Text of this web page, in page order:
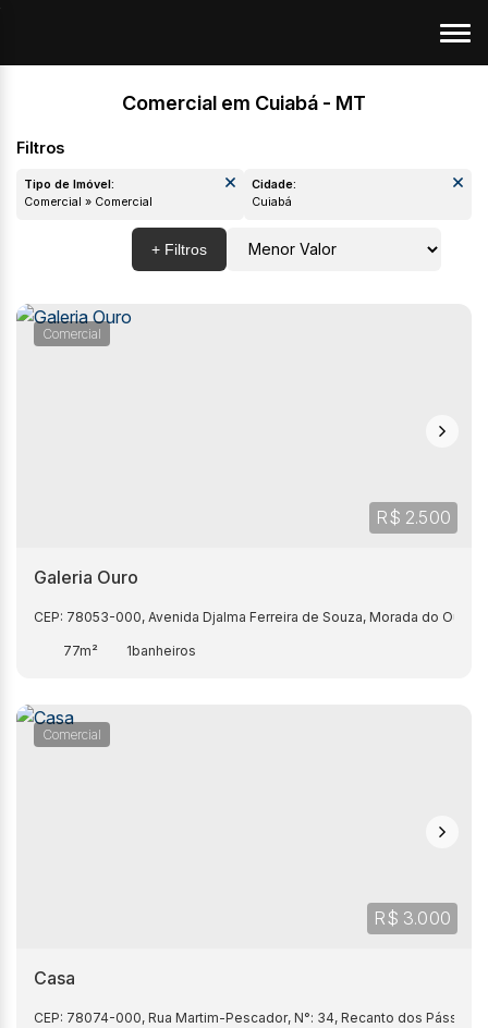
Comercial em Cuiabá - MT
Tipo de Imóvel:
Comercial » Comercial
Cidade:
Comercial
R$ 2.500
Galeria Ouro
CEP: 78053-000, Avenida Djalma Ferreira de Souza, Morada do Ouro
1
77m²
Comercial
R$ 3.000
Casa
CEP: 78074-000, Rua Martim-Pescador, N°: 34, Recanto dos Pássaros